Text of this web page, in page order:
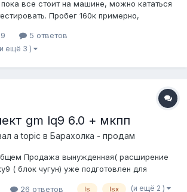
все стоит на машине, можно кататься
Пробег 160к примерно,
впуск высокий 07+ стоит с бОльшим
отписан от ключа, прошивка
5 ответов
ещё 3 )
gm lq9 6.0 + мкпп
a topic в Барахолка - продам
Продажа вынужденная( расширение
( блок чугун) уже подготовлен для
26 ответов ls lsx (и ещё 2 )